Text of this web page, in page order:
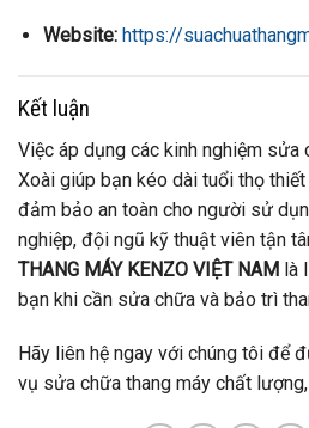
Website: https://
Kết luận
Việc áp dụng các kinh nghiệm
Xoài giúp bạn kéo dài tuổi thọ
đảm bảo an toàn cho người sử
nghiệp, đội ngũ kỹ thuật viên tận
THANG MÁY KENZO VIỆT NAM là
bạn khi cần sửa chữa và bảo trì
Hãy liên hệ ngay với chúng tôi để
vụ sửa chữa thang máy chất